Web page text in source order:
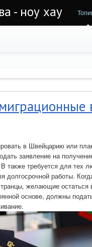
- ноу хау
в Швейцарию или
заявление на
также требуется для тех
долгосрочной работы.
желающие
основе, должны